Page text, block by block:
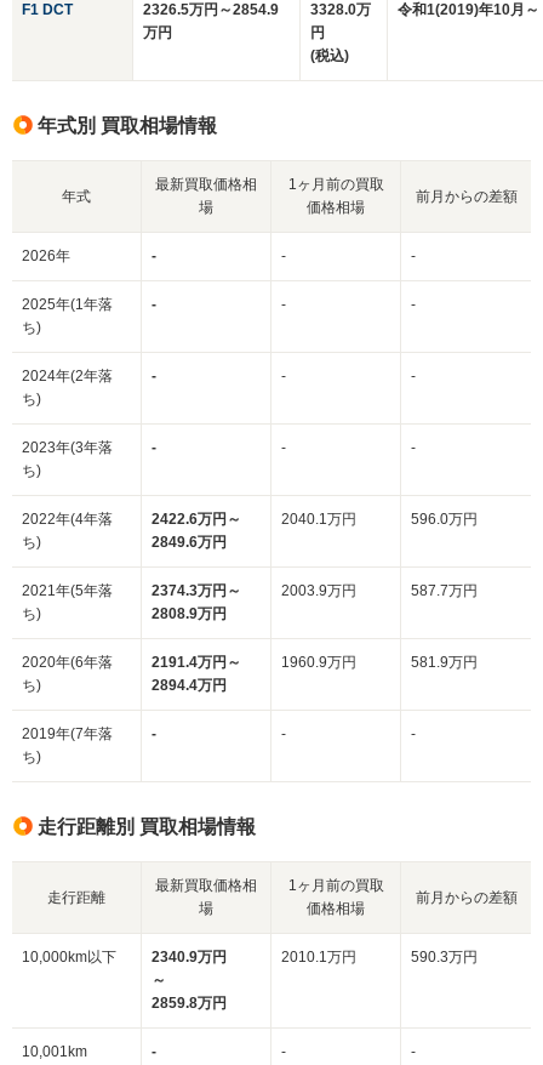
F1 DCT
2326.5万円～2854.9
万円
3328.0万
円
(税込)
令和1(2019)年10月～
年式別 買取相場情報
年式
最新買取価格相
場
1ヶ月前の買取
価格相場
前月からの差額
2026年 - - -
2025年(1年落
ち)
- - -
2024年(2年落
ち)
- - -
2023年(3年落
ち)
- - -
2022年(4年落
ち)
2422.6万円～
2849.6万円
2040.1万円 596.0万円
2021年(5年落
ち)
2374.3万円～
2808.9万円
2003.9万円 587.7万円
2020年(6年落
ち)
2191.4万円～
2894.4万円
1960.9万円 581.9万円
2019年(7年落
ち)
- - -
走行距離別 買取相場情報
走行距離
最新買取価格相
場
1ヶ月前の買取
価格相場
前月からの差額
10,000km以下
2340.9万円
～
2859.8万円
2010.1万円 590.3万円
10,001km - - -